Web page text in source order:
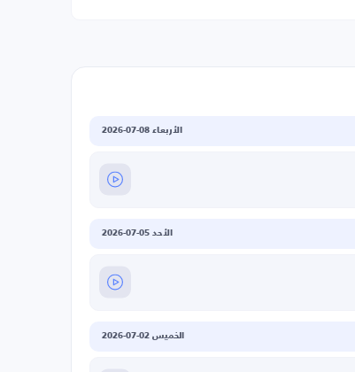
الأربعاء 08-07-2026
الأحد 05-07-2026
الخميس 02-07-2026